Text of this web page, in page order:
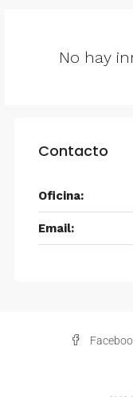
No hay
Contacto
Oficina:
Email: